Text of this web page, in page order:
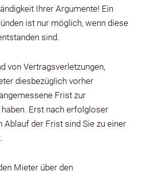
Ihrer Argumente! Ein
ist nur möglich, wenn diese
sind.
von Vertragsverletzungen,
diesbezüglich vorher
Frist zur
haben. Erst nach erfolgloser
Ablauf der Frist sind Sie zu einer
Mieter über den